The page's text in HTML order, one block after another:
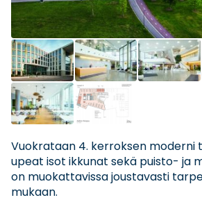
Vuokrataan 4. kerroksen moderni
upeat isot ikkunat sekä puisto- ja
on muokattavissa joustavasti
mukaan.